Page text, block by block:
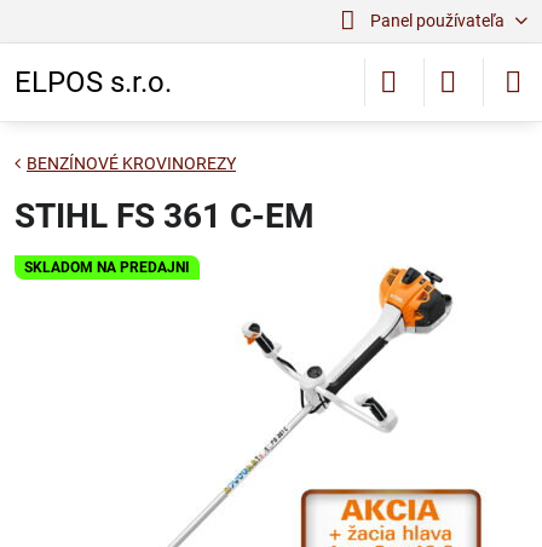
Panel používateľa
ELPOS s.r.o.
SKLADOM NA PREDAJNI
BENZÍNOVÉ KROVINOREZY
STIHL FS 361 C-EM